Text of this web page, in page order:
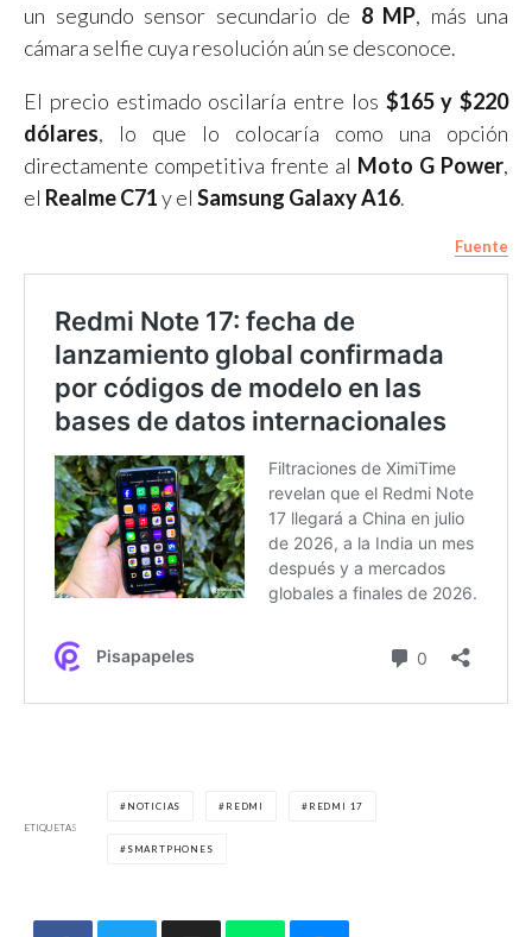
un segundo sensor secundario de 8 MP, más una
cámara selfie cuya resolución aún se desconoce.
El precio estimado oscilaría entre los $165 y $220
dólares, lo que lo colocaría como una opción
directamente competitiva frente al Moto G Power,
el Realme C71y el Samsung Galaxy A16.
Fuente
ETIQUETAS
NOTICIAS REDMI REDMI 17
SMARTPHONES